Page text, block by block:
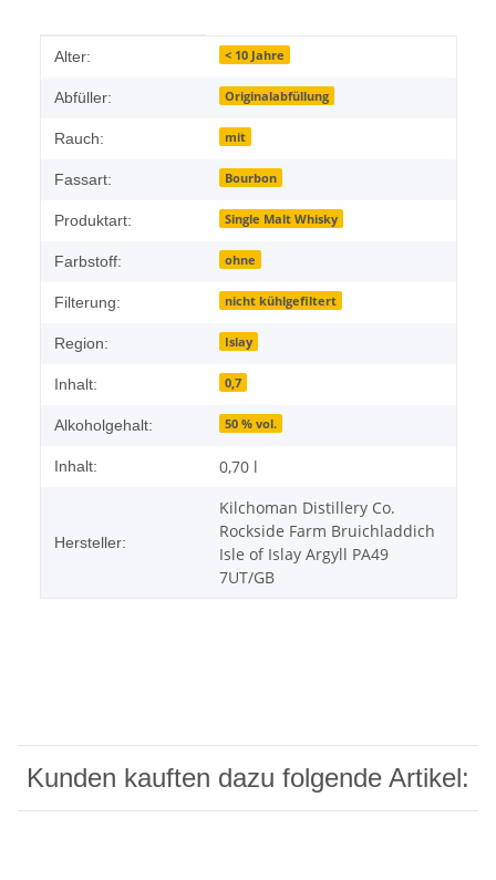
Produkteigenschaft
Wert
Alter: < 10 Jahre
Abfüller: Originalabfüllung
Rauch: mit
Fassart: Bourbon
Produktart: Single Malt Whisky
Farbstoff: ohne
Filterung: nicht kühlgefiltert
Region: Islay
Inhalt: 0,7
Alkoholgehalt: 50 % vol.
Inhalt: 0,70 l
Hersteller:
Kilchoman Distillery Co.
Rockside Farm Bruichladdich
Isle of Islay Argyll PA49
7UT/GB
Kunden kauften dazu folgende Artikel: